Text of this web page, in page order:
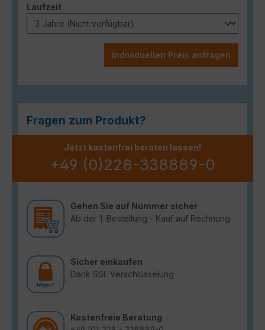
Laufzeitauswählen
Individuellen Preis anfragen
Fragen zum Produkt?
Jetzt kostenfrei beraten lassen!
+49 (0)228-338889-0
Gehen Sie auf Nummer sicher
Ab der 1. Bestellung - Kauf auf Rechnung
Sicher einkaufen
Dank SSL Verschlüsselung
Kostenfreie Beratung